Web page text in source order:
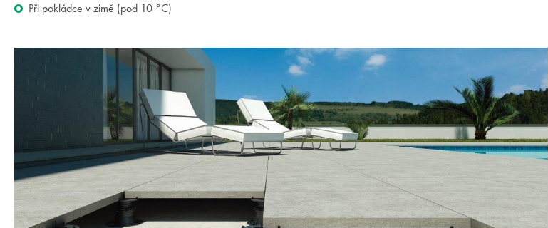
Při pokládce v zimě (pod 10 °C)